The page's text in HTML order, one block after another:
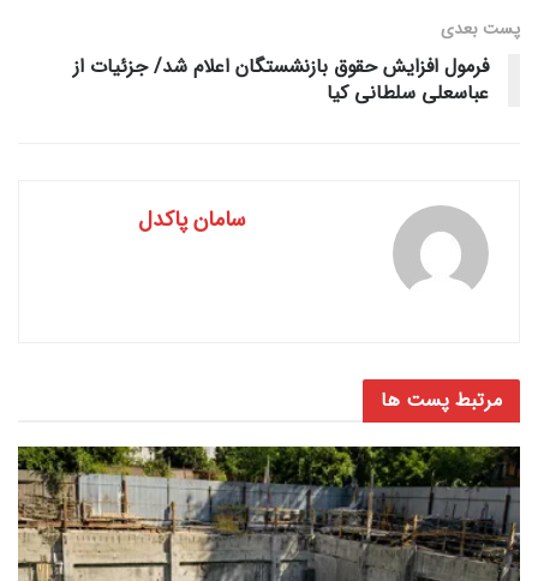
پست‌ بعدی
فرمول افزایش حقوق بازنشستگان اعلام شد/ جزئیات از
عباسعلی سلطانی کیا
سامان پاکدل
مرتبط پست ها